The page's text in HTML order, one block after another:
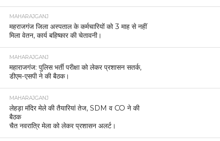
MAHARAJGANJ
महराजगंज जिला अस्पताल के कर्मचारियों को 3 माह से नहीं
मिला वेतन, कार्य बहिष्कार की चेतावनी।
MAHARAJGANJ
महाराजगंज: पुलिस भर्ती परीक्षा को लेकर प्रशासन सतर्क,
डीएम-एसपी ने की बैठक।
MAHARAJGANJ
लेहड़ा मंदिर मेले की तैयारियां तेज, SDM व CO ने की
बैठक
चैत नवरात्रि मेला को लेकर प्रशासन अलर्ट।